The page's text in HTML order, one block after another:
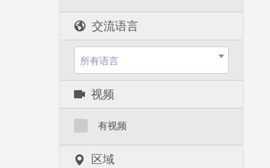
交流语言
所有语言
视频
有视频
区域